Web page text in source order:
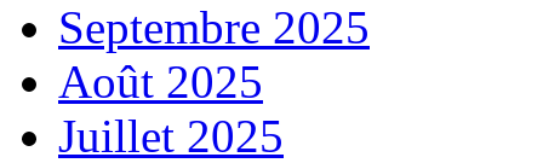
Septembre 2025
Août 2025
Juillet 2025